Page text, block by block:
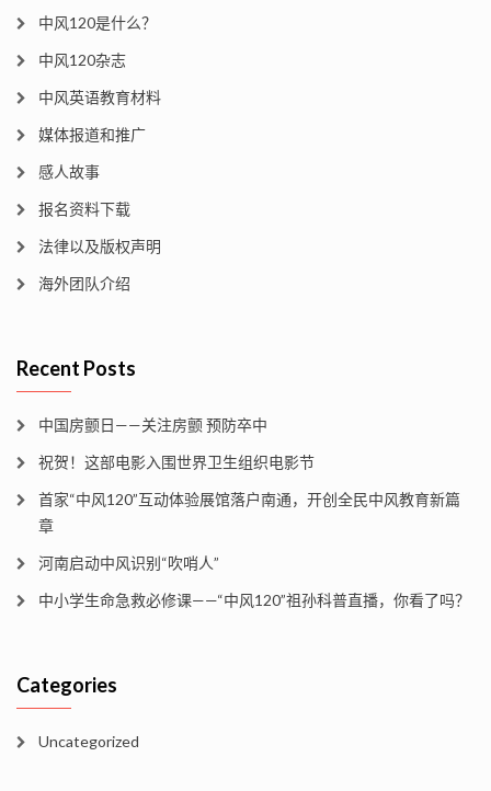
中风120是什么？
中风120杂志
中风英语教育材料
媒体报道和推广
感人故事
报名资料下载
法律以及版权声明
海外团队介绍
Recent Posts
中国房颤日——关注房颤 预防卒中
祝贺！这部电影入围世界卫生组织电影节
首家“中风120”互动体验展馆落户南通，开创全民中风教育新篇
章
河南启动中风识别“吹哨人”
中小学生命急救必修课——“中风120”祖孙科普直播，你看了吗？
Categories
Uncategorized